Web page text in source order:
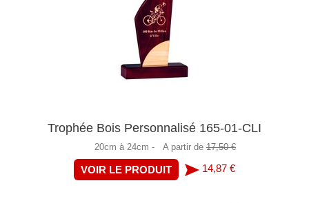
Trophée Bois Personnalisé 165-01-CLI
20cm à 24cm - A partir de 17,50 €
VOIR LE PRODUIT 14,87 €